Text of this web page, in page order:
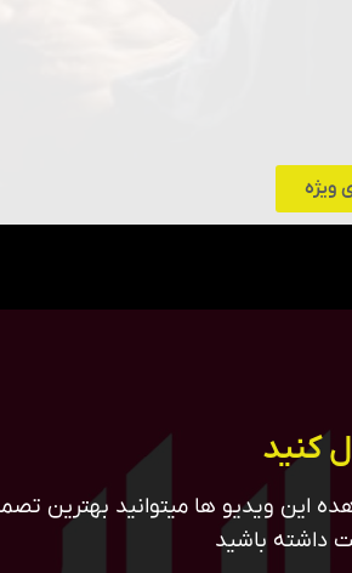
ویژه
کنید
این ویدیو ها میتوانید بهترین
داشته باشید